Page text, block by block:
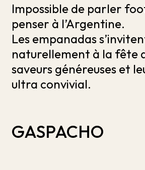
Impossible de parler
penser à l’Argentine.
Les empanadas
naturellement à la fête
saveurs généreuses et
ultra convivial.
GASPACHO